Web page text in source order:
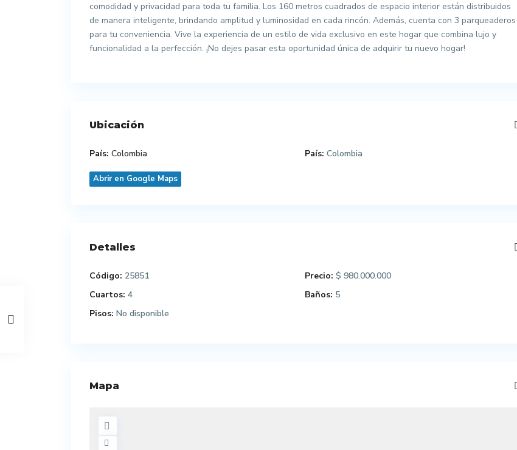
comodidad y privacidad para toda tu familia. Los 160 metros cuadrados de espacio interior están distribuidos
de manera inteligente, brindando amplitud y luminosidad en cada rincón. Además, cuenta con 3 parqueaderos
para tu conveniencia. Vive la experiencia de un estilo de vida exclusivo en este hogar que combina lujo y
funcionalidad a la perfección. ¡No dejes pasar esta oportunidad única de adquirir tu nuevo hogar!
Ubicación
País: Colombia País: Colombia
Abrir en Google Maps
Detalles
Código: 25851 Precio: $ 980.000.000
Cuartos: 4 Baños: 5
Pisos: No disponible
Mapa